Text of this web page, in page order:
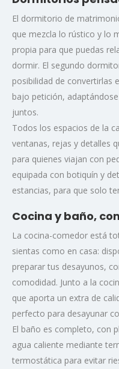
El dormitorio de
que mezcla lo rústico y lo
propia para que puedas
dormir. El segundo
posibilidad de convertirlas
bajo petición,
juntos.
Todos los espacios de la
ventanas, rejas y detalles
para quienes viajan con
equipada con botiquín y
estancias, para que solo
Cocina y baño,
La cocina-comedor está
sientas como en casa:
preparar tus desayunos,
comodidad. Junto a la
que aporta un extra de
perfecto para desayunar
El baño es completo, con
agua caliente mediante
termostática para evitar